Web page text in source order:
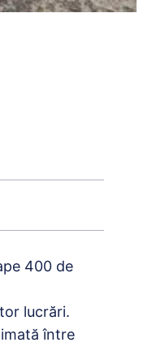
400 de
lucrări.
între